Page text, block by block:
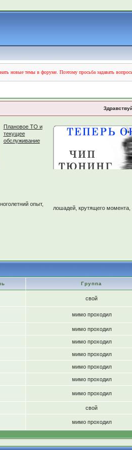
новые темы в форуме. Поэтому просьба задавать
Плановое ТО и
текущее
обслуживание
опыт,
лошадей, крутящего момента,
Группа
свой
мимо проходил
мимо проходил
мимо проходил
мимо проходил
мимо проходил
мимо проходил
мимо проходил
свой
мимо проходил